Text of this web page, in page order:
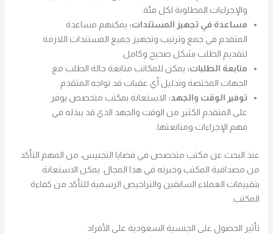
والإجراءات المطلوبة لكل فئة.
مساعدة في تجهيز المستندات: يمكنهم مساعدة
المتقدم في جمع وترتيب وتجهيز جميع المستندات اللازمة
لتقديم الطلب بشكل صحيح وكامل.
متابعة الطلبات: يمكن للمكاتب متابعة حالة الطلب مع
الجهات المختصة وتذليل أي عقبات قد تواجه المتقدم.
توفير الوقت والجهد: الاستعانة بمكتب متخصص يوفر
على المتقدم الكثير من الوقت والجهد الذي قد يبذله في
فهم الإجراءات ومتابعتها.
عند البحث عن مكتب متخصص في قضايا التجنيس، من المهم التأكد
من مصداقية المكتب وخبرته في هذا المجال. يمكن الاستعانة
بتقييمات العملاء السابقين والتراخيص الرسمية للتأكد من كفاءة
المكتب.
تأثير الحصول على الجنسية السعودية على الأفراد